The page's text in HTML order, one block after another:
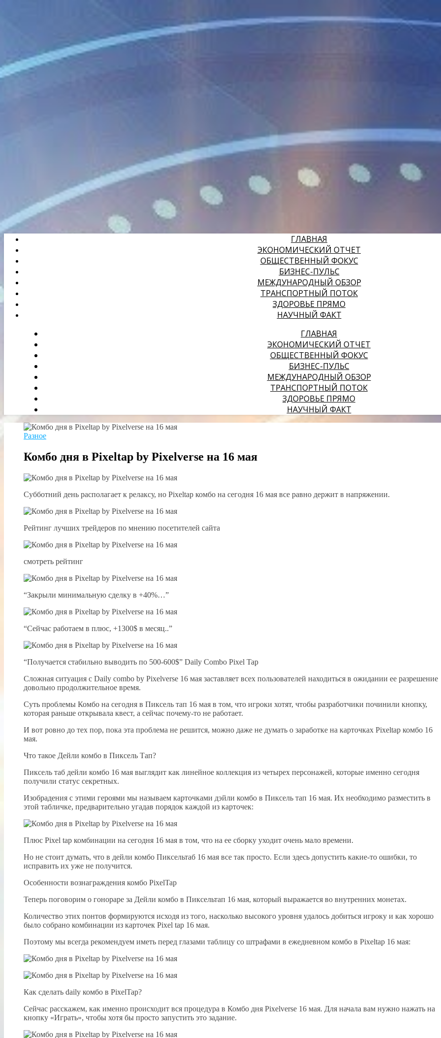
ГЛАВНАЯ
ЭКОНОМИЧЕСКИЙ ОТЧЕТ
ОБЩЕСТВЕННЫЙ ФОКУС
БИЗНЕС-ПУЛЬС
МЕЖДУНАРОДНЫЙ ОБЗОР
ТРАНСПОРТНЫЙ ПОТОК
ЗДОРОВЬЕ ПРЯМО
НАУЧНЫЙ ФАКТ
ГЛАВНАЯ
ЭКОНОМИЧЕСКИЙ ОТЧЕТ
ОБЩЕСТВЕННЫЙ ФОКУС
БИЗНЕС-ПУЛЬС
МЕЖДУНАРОДНЫЙ ОБЗОР
ТРАНСПОРТНЫЙ ПОТОК
ЗДОРОВЬЕ ПРЯМО
НАУЧНЫЙ ФАКТ
Разное
Комбо дня в Pixeltap by Pixelverse на 16 мая
Субботний день располагает к релаксу, но Pixeltap комбо на сегодня 16 мая все равно держит в напряжении.
Рейтинг лучших трейдеров по мнению посетителей сайта
смотреть рейтинг
“Закрыли минимальную сделку в +40%…”
“Сейчас работаем в плюс, +1300$ в месяц..”
“Получается стабильно выводить по 500-600$” Daily Combo Pixel Tap
Сложная ситуация с Daily combo by Pixelverse 16 мая заставляет всех пользователей находиться в ожидании ее разрешение
довольно продолжительное время.
Суть проблемы Комбо на сегодня в Пиксель тап 16 мая в том, что игроки хотят, чтобы разработчики починили кнопку,
которая раньше открывала квест, а сейчас почему-то не работает.
И вот ровно до тех пор, пока эта проблема не решится, можно даже не думать о заработке на карточках Pixeltap комбо 16
мая.
Что такое Дейли комбо в Пиксель Тап?
Пиксель таб дейли комбо 16 мая выглядит как линейное коллекция из четырех персонажей, которые именно сегодня
получили статус секретных.
Изобрадения с этими героями мы называем карточками дэйли комбо в Пиксель тап 16 мая. Их необходимо разместить в
этой табличке, предварительно угадав порядок каждой из карточек:
Плюс Pixel tap комбинации на сегодня 16 мая в том, что на ее сборку уходит очень мало времени.
Но не стоит думать, что в дейли комбо Пиксельтаб 16 мая все так просто. Если здесь допустить какие-то ошибки, то
исправить их уже не получится.
Особенности вознаграждения комбо PixelTap
Теперь поговорим о гонораре за Дейли комбо в Пиксельтап 16 мая, который выражается во внутренних монетах.
Количество этих понтов формируются исходя из того, насколько высокого уровня удалось добиться игроку и как хорошо
было собрано комбинации из карточек Pixel tap 16 мая.
Поэтому мы всегда рекомендуем иметь перед глазами таблицу со штрафами в ежедневном комбо в Pixeltap 16 мая:
Как сделать daily комбо в PixelTap?
Сейчас расскажем, как именно происходит вся процедура в Комбо дня Pixelverse 16 мая. Для начала вам нужно нажать на
кнопку «Играть», чтобы хотя бы просто запустить это задание.